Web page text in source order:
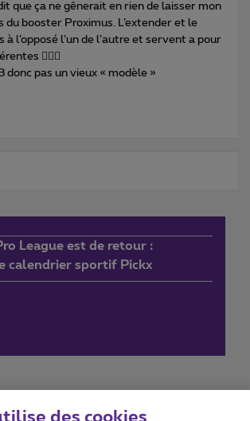
que ça ne gênerait en rien de laisser mon
du booster Proximus. L’extender et le
à l’opposé l’un de l’autre et servent a pour
🤷🏼‍♀️
donc pas un vieux « modèle »
League est de retour :
calendrier sportif Pickx
des cookies